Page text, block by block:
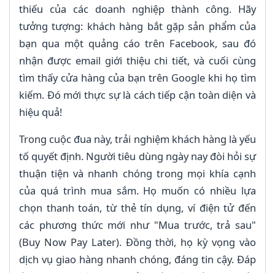
thiếu của các doanh nghiệp thành công. Hãy
tưởng tượng: khách hàng bắt gặp sản phẩm của
bạn qua một quảng cáo trên Facebook, sau đó
nhận được email giới thiệu chi tiết, và cuối cùng
tìm thấy cửa hàng của bạn trên Google khi họ tìm
kiếm. Đó mới thực sự là cách tiếp cận toàn diện và
hiệu quả!
Trong cuộc đua này, trải nghiệm khách hàng là yếu
tố quyết định. Người tiêu dùng ngày nay đòi hỏi sự
thuận tiện và nhanh chóng trong mọi khía cạnh
của quá trình mua sắm. Họ muốn có nhiều lựa
chọn thanh toán, từ thẻ tín dụng, ví điện tử đến
các phương thức mới như "Mua trước, trả sau"
(Buy Now Pay Later). Đồng thời, họ kỳ vọng vào
dịch vụ giao hàng nhanh chóng, đáng tin cậy. Đáp